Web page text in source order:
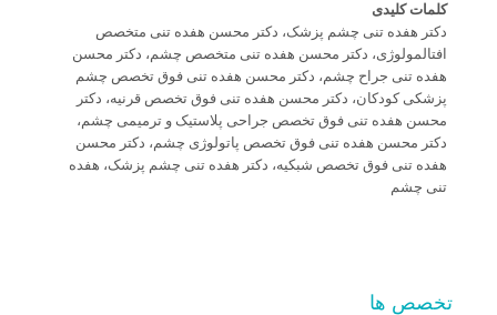
کلمات کلیدی
دکتر هفده تنی چشم پزشک، دکتر محسن هفده تنی متخصص
افتالمولوژی، دکتر محسن هفده تنی متخصص چشم، دکتر محسن
هفده تنی جراح چشم، دکتر محسن هفده تنی فوق تخصص چشم
پزشکی کودکان، دکتر محسن هفده تنی فوق تخصص قرنیه، دکتر
محسن هفده تنی فوق تخصص جراحی پلاستیک و ترمیمی چشم،
دکتر محسن هفده تنی فوق تخصص پاتولوژی چشم، دکتر محسن
هفده تنی فوق تخصص شبکیه، دکتر هفده تنی چشم پزشک، هفده
تنی چشم
تخصص ها